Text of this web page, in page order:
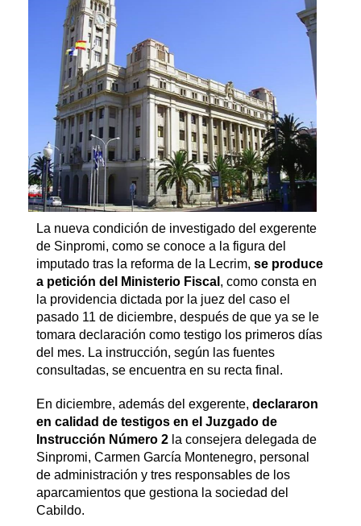
La nueva condición de investigado del exgerente
de Sinpromi, como se conoce a la figura del
imputado tras la reforma de la Lecrim, se produce
a petición del Ministerio Fiscal , como consta en
la providencia dictada por la juez del caso el
pasado 11 de diciembre, después de que ya se le
tomara declaración como testigo los primeros días
del mes. La instrucción, según las fuentes
consultadas, se encuentra en su recta final.
En diciembre, además del exgerente, declararon
en calidad de testigos en el Juzgado de
Instrucción Número 2la consejera delegada de
Sinpromi, Carmen García Montenegro, personal
de administración y tres responsables de los
aparcamientos que gestiona la sociedad del
Cabildo.